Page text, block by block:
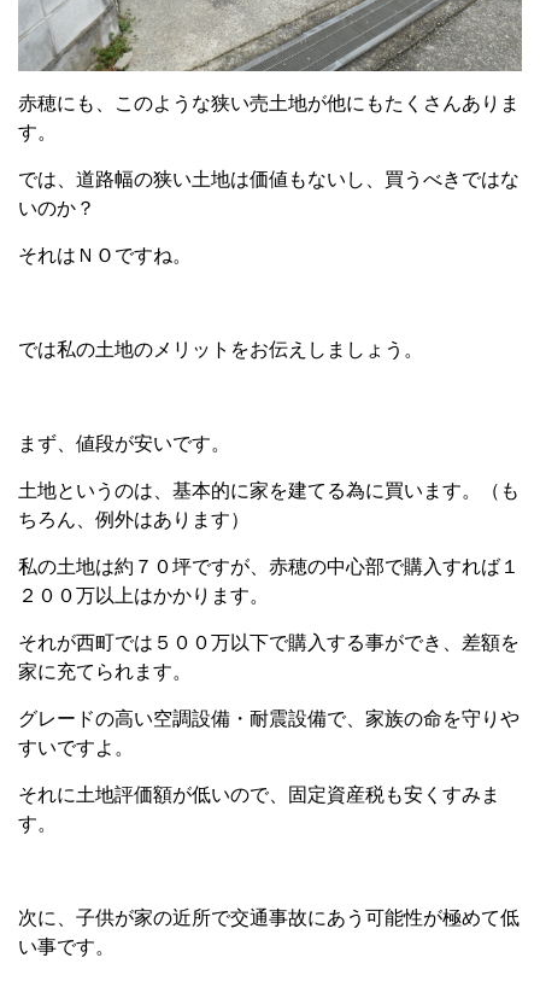
赤穂にも、このような狭い売土地が他にもたくさんありま
す。
では、道路幅の狭い土地は価値もないし、買うべきではな
いのか？
それはＮＯですね。
では私の土地のメリットをお伝えしましょう。
まず、値段が安いです。
土地というのは、基本的に家を建てる為に買います。（も
ちろん、例外はあります）
私の土地は約７０坪ですが、赤穂の中心部で購入すれば１
２００万以上はかかります。
それが西町では５００万以下で購入する事ができ、差額を
家に充てられます。
グレードの高い空調設備・耐震設備で、家族の命を守りや
すいですよ。
それに土地評価額が低いので、固定資産税も安くすみま
す。
次に、子供が家の近所で交通事故にあう可能性が極めて低
い事です。